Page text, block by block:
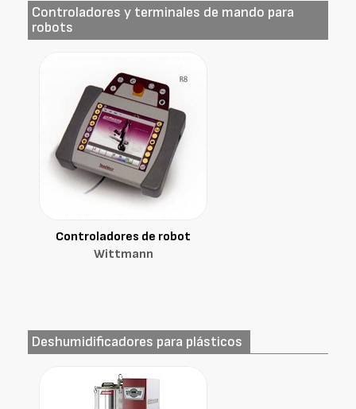
Controladores y terminales de mando para
robots
Controladores de robot
Wittmann
Deshumidificadores para plásticos